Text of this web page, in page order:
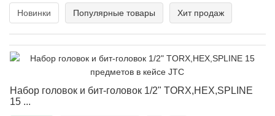
Новинки Популярные товары Хит продаж
Набор головок и бит-головок 1/2" TORX,HEX,SPLINE
15 ...